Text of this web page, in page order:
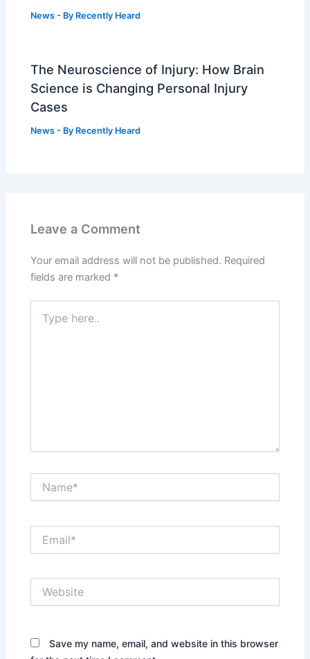
News - By Recently Heard
The Neuroscience of Injury: How Brain
Science is Changing Personal Injury
Cases
News - By Recently Heard
Leave a Comment
Your email address will not be published. Required
fields are marked *
here..
Save my name, email, and website in this browser